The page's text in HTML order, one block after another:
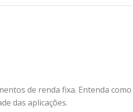
de renda fixa. Entenda como
das aplicações.